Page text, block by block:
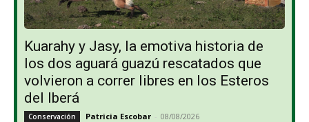
Kuarahy y Jasy, la emotiva historia de
los dos aguará guazú rescatados que
volvieron a correr libres en los Esteros
del Iberá
Conservación Patricia Escobar - 08/08/2026